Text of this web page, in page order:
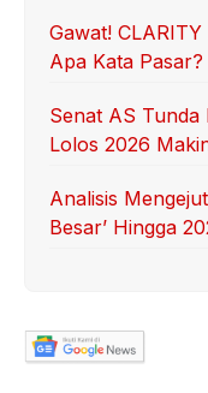
Gawat!
Apa Kata Pasar?
Senat AS Tunda
Lolos 2026
Analisis
Besar’ Hingga